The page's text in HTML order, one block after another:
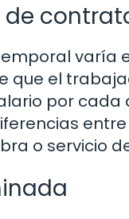
varía
que el
por
o servicio